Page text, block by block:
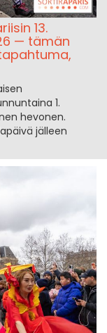
13.
— tämän
1.
hevonen.
jälleen